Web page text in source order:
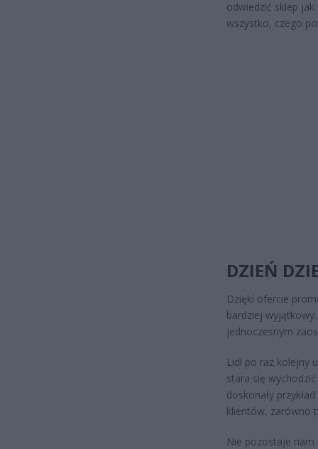
odwiedzić sklep
wszystko, czego
DZIEŃ
Dzięki ofercie
bardziej
jednoczesnym
Lidl po raz kolejny
stara się
doskonały
klientów, zarówno
Nie pozostaje nam